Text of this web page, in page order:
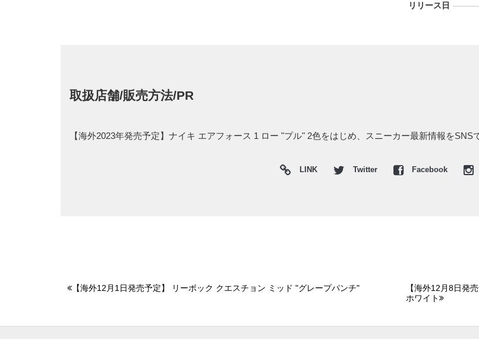
リリース日
取扱店舗/販売方法/PR
【海外2023年発売予定】ナイキ エアフォース 1 ロー "プル" 2色をはじめ、スニーカー最新情報をSNS
LINK Twitter Facebook
【海外12月1日発売予定】 リーボック クエスチョン ミッド "グレープパンチ"
【海外12月8日発
ホワイト